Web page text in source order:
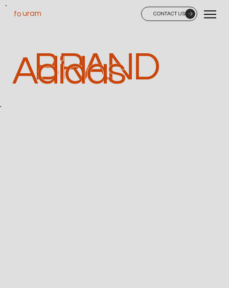
CONTACT US
uram
fo
BRAND
Adidas